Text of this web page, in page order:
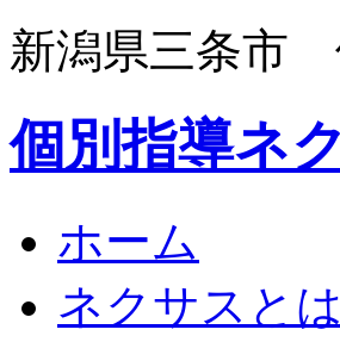
新潟県三条市
個別指導ネ
ホーム
ネクサスとは